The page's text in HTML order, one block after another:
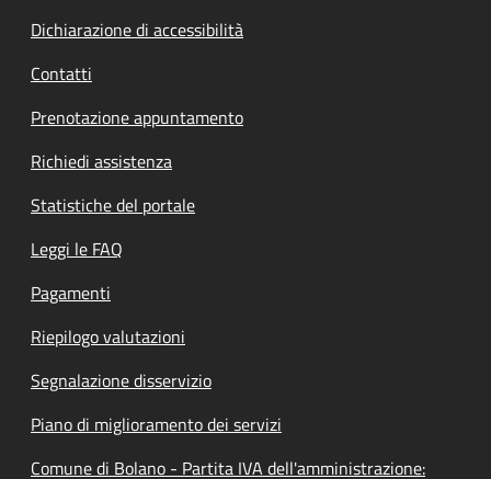
Dichiarazione di accessibilità
Contatti
Prenotazione appuntamento
Richiedi assistenza
Statistiche del portale
Leggi le FAQ
Pagamenti
Riepilogo valutazioni
Segnalazione disservizio
Piano di miglioramento dei servizi
Comune di Bolano - Partita IVA dell'amministrazione: